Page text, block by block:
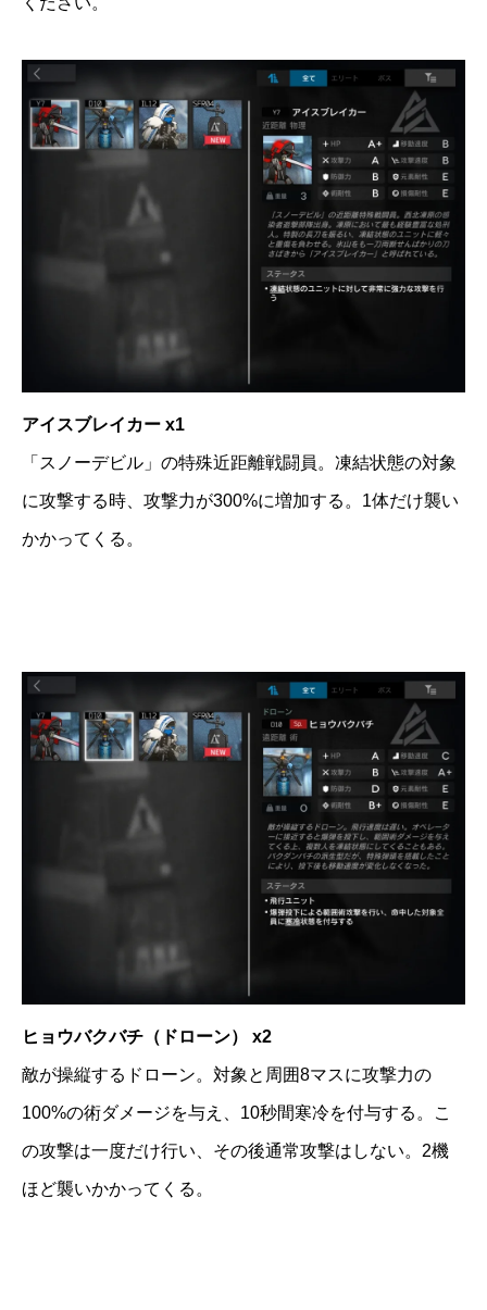
アイスブレイカー x1
「スノーデビル」の特殊近距離戦闘員。凍結状態の対象
に攻撃する時、攻撃力が300%に増加する。1体だけ襲い
かかってくる。
ヒョウバクバチ（ドローン） x2
敵が操縦するドローン。対象と周囲8マスに攻撃力の
100%の術ダメージを与え、10秒間寒冷を付与する。こ
の攻撃は一度だけ行い、その後通常攻撃はしない。2機
ほど襲いかかってくる。